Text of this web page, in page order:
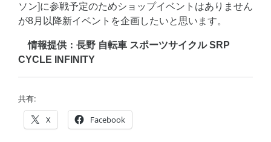
ソン]に参戦予定のためショップイベントはありません
が8月以降新イベントを企画したいと思います。
情報提供：長野 自転車 スポーツサイクル SRP
CYCLE INFINITY
共有:
X Facebook